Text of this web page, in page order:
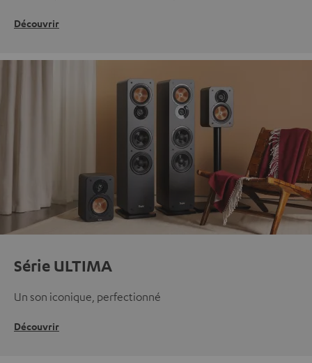
Découvrir
Série ULTIMA
Un son iconique, perfectionné
Découvrir